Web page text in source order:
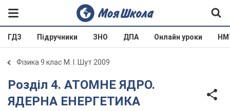
ГДЗ Підручники ЗНО ДПА Онлайн уроки
Фізика 9 клас М. І. Шут 2009
Розділ 4. АТОМНЕ ЯДРО.
ЯДЕРНА ЕНЕРГЕТИКА